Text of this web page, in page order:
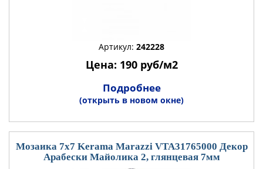
Артикул: 242228
Цена: 190 руб/м2
Подробнее
(открыть в новом окне)
Мозаика 7x7 Kerama Marazzi VTA31765000 Декор
Арабески Майолика 2, глянцевая 7мм